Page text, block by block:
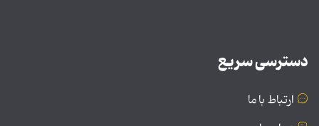
دسترسی سریع
ارتباط با ما